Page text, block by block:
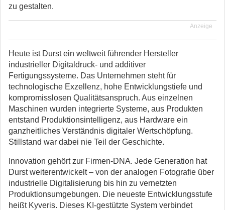
zu gestalten.
Anzeige
Heute ist Durst ein weltweit führender Hersteller
industrieller Digitaldruck- und additiver
Fertigungssysteme. Das Unternehmen steht für
technologische Exzellenz, hohe Entwicklungstiefe und
kompromisslosen Qualitätsanspruch. Aus einzelnen
Maschinen wurden integrierte Systeme, aus Produkten
entstand Produktionsintelligenz, aus Hardware ein
ganzheitliches Verständnis digitaler Wertschöpfung.
Stillstand war dabei nie Teil der Geschichte.
Innovation gehört zur Firmen-DNA. Jede Generation hat
Durst weiterentwickelt – von der analogen Fotografie über
industrielle Digitalisierung bis hin zu vernetzten
Produktionsumgebungen. Die neueste Entwicklungsstufe
heißt Kyveris. Dieses KI-gestützte System verbindet